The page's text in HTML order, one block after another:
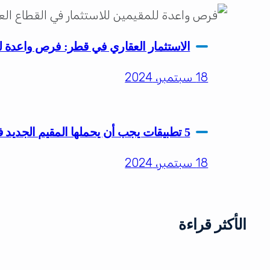
الاستثمار العقاري في قطر: فرص واعدة
18 سبتمبر، 2024
5 تطبيقات يجب أن يحملها المقيم الجديد في قطر
18 سبتمبر، 2024
الأكثر قراءة